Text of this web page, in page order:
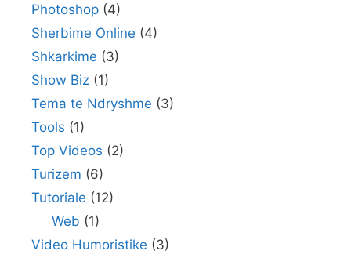
Photoshop (4)
Sherbime Online (4)
Shkarkime (3)
Show Biz (1)
Tema te Ndryshme (3)
Tools (1)
Top Videos (2)
Turizem (6)
Tutoriale (12)
Web (1)
Video Humoristike (3)